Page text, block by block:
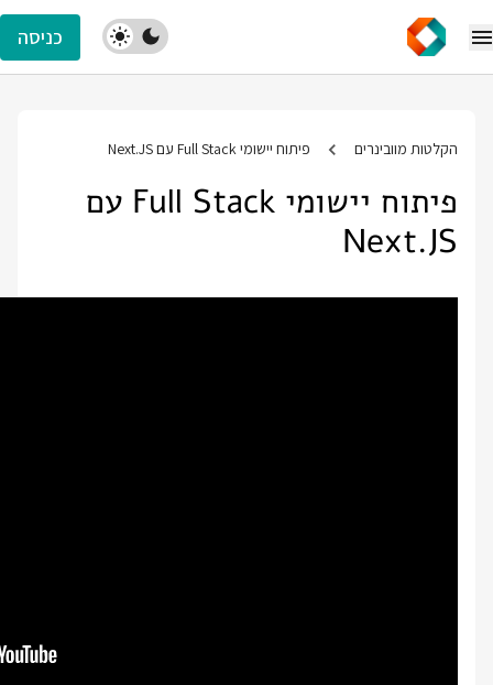
כניסה
הקלטות מוובינרים פיתוח יישומי Full Stack עם Next.JS
פיתוח יישומי Full Stack עם
Next.JS